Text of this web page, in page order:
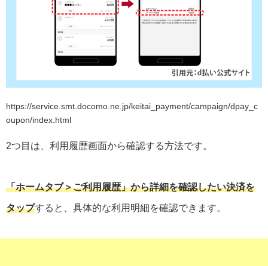
https://service.smt.docomo.ne.jp/keitai_payment/campaign/dpay_c
oupon/index.html
2つ目は、利用履歴画面から確認する方法です。
「ホームタブ＞ご利用履歴」から詳細を確認したい決済を
タップすると、具体的な利用明細を確認できます。